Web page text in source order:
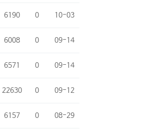
6190 0 10-03
6008 0 09-14
6571 0 09-14
22630 0 09-12
6157 0 08-29